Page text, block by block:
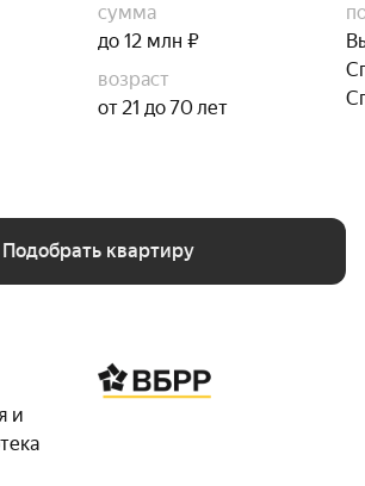
сумма
до 12 млн ₽
возраст
от 21 до 70 лет
Подобрать квартиру
и